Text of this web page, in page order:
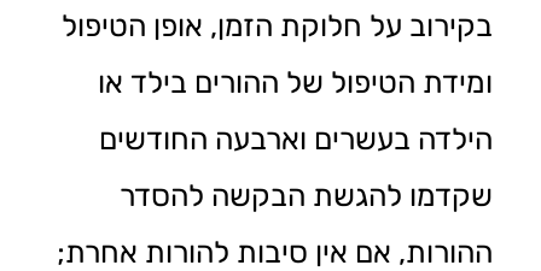
בקירוב על חלוקת הזמן, אופן הטיפול
ומידת הטיפול של ההורים בילד או
הילדה בעשרים וארבעה החודשים
שקדמו להגשת הבקשה להסדר
ההורות, אם אין סיבות להורות אחרת;